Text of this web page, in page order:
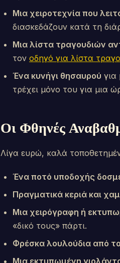
Μια χειροτεχνία που
διασκεδάζουν κατά τη
Μια λίστα τραγουδιών
τον οδηγό για λίστα
Ένα κυνήγι θησαυρού για
τρέχει μόνο του για μια
Οι Φθηνές
Λίγα ευρώ, καλά
Ένα ποτό υποδοχής
Πραγματικά κεριά και
Μια χειρόγραφη ή
«δικό τους» πάρτι.
Φρέσκα λουλούδια από
Μια εκτυπωμένη